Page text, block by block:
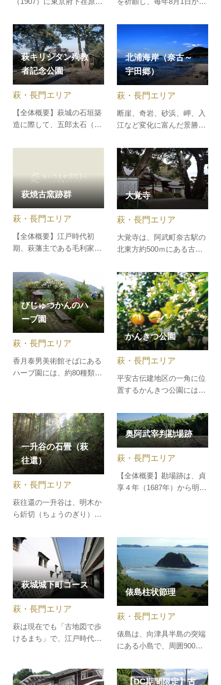
区）に建てた建物の一部
を、萩市が無償譲渡を受け
て伊藤博文旧宅側に移築し
たものです。
を祈願し、毎年8月1日から
手をうち、神輿を6回、数
ｍほどほうりなげるのが特
徴です。
萩キリシタン殉教
者記念公園
【全体概要】萩城の石垣築
造に際して、五郎太石（石
れるいう紛争が益田元祥と
始まり、石垣築造工事が2
ヶ月以上も遅延し、毛利輝
元は非は熊谷、天野両氏に
ありとして、一族11人を討
ち滅ぼしました。これを五
郎太石事…
萩・長門エリア
北浦海岸（奈古～
宇田郷）
断崖、奇岩、砂浜、岬、入
江など変化に富んだ景勝地
萩・長門エリア
萩焼古窯跡群
【全体概要】江戸時代初
期、萩藩主である毛利家
～98)で連れ帰った朝鮮人
陶工に命じて松本村中の倉
（現萩市椿東）に御用窯を
開きました。御用窯はその
のち大津郡深川村三ノ瀬
（そうのせ・現長門市湯
本）にも分かれたため、そ
萩・長門エリア
大覚寺
大覚寺は、阿武町奈古駅の
北東方約500ｍにある古い
うじ）と呼んでいたのを、
1611年（慶長15）に大覚寺
と改め、境内も整備したと
いわれています。雲州富田
城主尼子義久の墓やビャク
シンの巨樹があります。
萩・長門エリア
びじゅつかんのハ
ーブ園
香月泰男美術館そばにある
ハーブ園には、約80種類の
を愉しむ日」として、花の
摘み取りやハーブ園スケッ
チ、グッズ販売などが行わ
れます。
萩・長門エリア
かんきつ公園
平安古伝建地区の一角に位
置するかんきつ公園には、
かん約100本をはじめとす
る柑橘類10種約380本が植
えられ、目近に見ることが
できます。夏みかんは、毎
年5月上旬〜中旬頃にかけ
て白く可憐な花を咲かせ、
その頃には公園全体にふわ
萩・長門エリア
一升谷の石畳（萩
往還）
萩往還の一升谷は、明木か
ら釿切（ちょうのぎり）間
の坂道で、昔から、あまり
に急な坂道のために、「一
升の炒り豆を食べながら歩
くと、坂を登りきるまでに
ちょうど食べつくしてしま
う」ことから、このように
呼ばれていたといわれてい
ます。幅約…
萩・長門エリア
奥阿武宰判勘場跡
【全体概要】勘場跡は、貞
享４年（1687年）から明治
（奈古を除く）を統括し、
政治・文化の中心地でし
た。現在は、敷地及び周辺
の石組みが残っています。
萩・長門エリア
萩城城下町コース
萩は現在でも「古地図で歩
けるまち」で、江戸時代に
続して存在しています。往
萩・長門エリア
俵島柱状節理
俵島は、向津具半島の突端
にある小島で、周囲900
武岩から成っています。米
俵を縦に積み重ねたように
萩・長門エリア
【DC期間限定】古